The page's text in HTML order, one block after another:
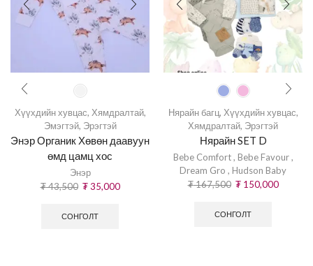
Хүүхдийн хувцас, Хямдралтай,
Эмэгтэй, Эрэгтэй
Энэр Органик Хөвөн даавуун
өмд цамц хос
Энэр
₮43,500 ₮35,000
СОНГОЛТ
Нярайн багц, Хүүхдийн хувцас,
Хямдралтай, Эрэгтэй
Нярайн SET D
Bebe Comfort, Bebe Favour,
Dream Gro , Hudson Baby
₮167,500 ₮150,000
СОНГОЛТ